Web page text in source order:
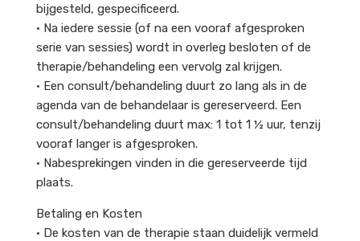
bijgesteld, gespecificeerd.
• Na iedere sessie (of na een vooraf afgesproken
serie van sessies) wordt in overleg besloten of de
therapie/behandeling een vervolg zal krijgen.
• Een consult/behandeling duurt zo lang als in de
agenda van de behandelaar is gereserveerd. Een
consult/behandeling duurt max: 1 tot 1 ½ uur, tenzij
vooraf langer is afgesproken.
• Nabesprekingen vinden in die gereserveerde tijd
plaats.
Betaling en Kosten
• De kosten van de therapie staan duidelijk vermeld